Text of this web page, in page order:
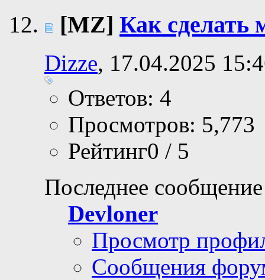
[MZ] Как
Dizze, 17.04.2025
Ответов: 4
Просмотров: 5,773
Рейтинг0 / 5
Последнее
Devloner
Просмотр
Сообщения